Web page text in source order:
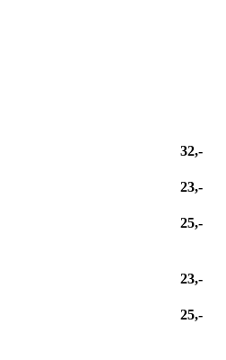
32,-
23,-
25,-
23,-
25,-